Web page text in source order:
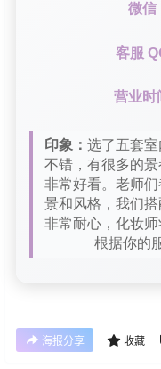
微信
客服
营业时
印象： 选了五套
不错，有很多的
非常好看。老师
景和风格，我们
非常耐心，化妆
根据你的
海报分享 收藏